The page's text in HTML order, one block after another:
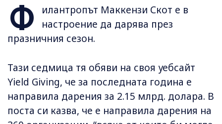
Ф
илантропът Маккензи Скот е в
настроение да дарява през
празничния сезон.
Тази седмица тя обяви на своя уебсайт
Yield Giving, че за последната година е
направила дарения за 2.15 млрд. долара. В
поста си казва, че е направила дарения на